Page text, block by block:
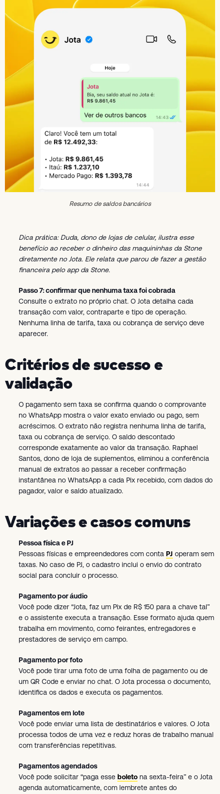
Resumo de saldos bancários
Dica prática: Duda, dono de lojas de celular, ilustra esse
benefício ao receber o dinheiro das maquininhas da Stone
diretamente no Jota. Ele relata que parou de fazer a gestão
financeira pelo app da Stone.
Passo 7: confirmar que nenhuma taxa foi cobrada
Consulte o extrato no próprio chat. O Jota detalha cada
transação com valor, contraparte e tipo de operação.
Nenhuma linha de tarifa, taxa ou cobrança de serviço deve
aparecer.
Critérios de sucesso e
validação
O pagamento sem taxa se confirma quando o comprovante
no WhatsApp mostra o valor exato enviado ou pago, sem
acréscimos. O extrato não registra nenhuma linha de tarifa,
taxa ou cobrança de serviço. O saldo descontado
corresponde exatamente ao valor da transação. Raphael
Santos, dono de loja de suplementos, eliminou a conferência
manual de extratos ao passar a receber confirmação
instantânea no WhatsApp a cada Pix recebido, com dados do
pagador, valor e saldo atualizado.
Variações e casos comuns
Pessoa física e PJ
Pessoas físicas e empreendedores com conta PJ operam sem
taxas. No caso de PJ, o cadastro inclui o envio do contrato
social para concluir o processo.
Pagamento por áudio
Você pode dizer “Jota, faz um Pix de R$ 150 para a chave tal”
e o assistente executa a transação. Esse formato ajuda quem
trabalha em movimento, como feirantes, entregadores e
prestadores de serviço em campo.
Pagamento por foto
Você pode tirar uma foto de uma folha de pagamento ou de
um QR Code e enviar no chat. O Jota processa o documento,
identifica os dados e executa os pagamentos.
Pagamentos em lote
Você pode enviar uma lista de destinatários e valores. O Jota
processa todos de uma vez e reduz horas de trabalho manual
com transferências repetitivas.
Pagamentos agendados
Você pode solicitar “paga esse boleto na sexta-feira” e o Jota
agenda automaticamente, com lembrete antes do